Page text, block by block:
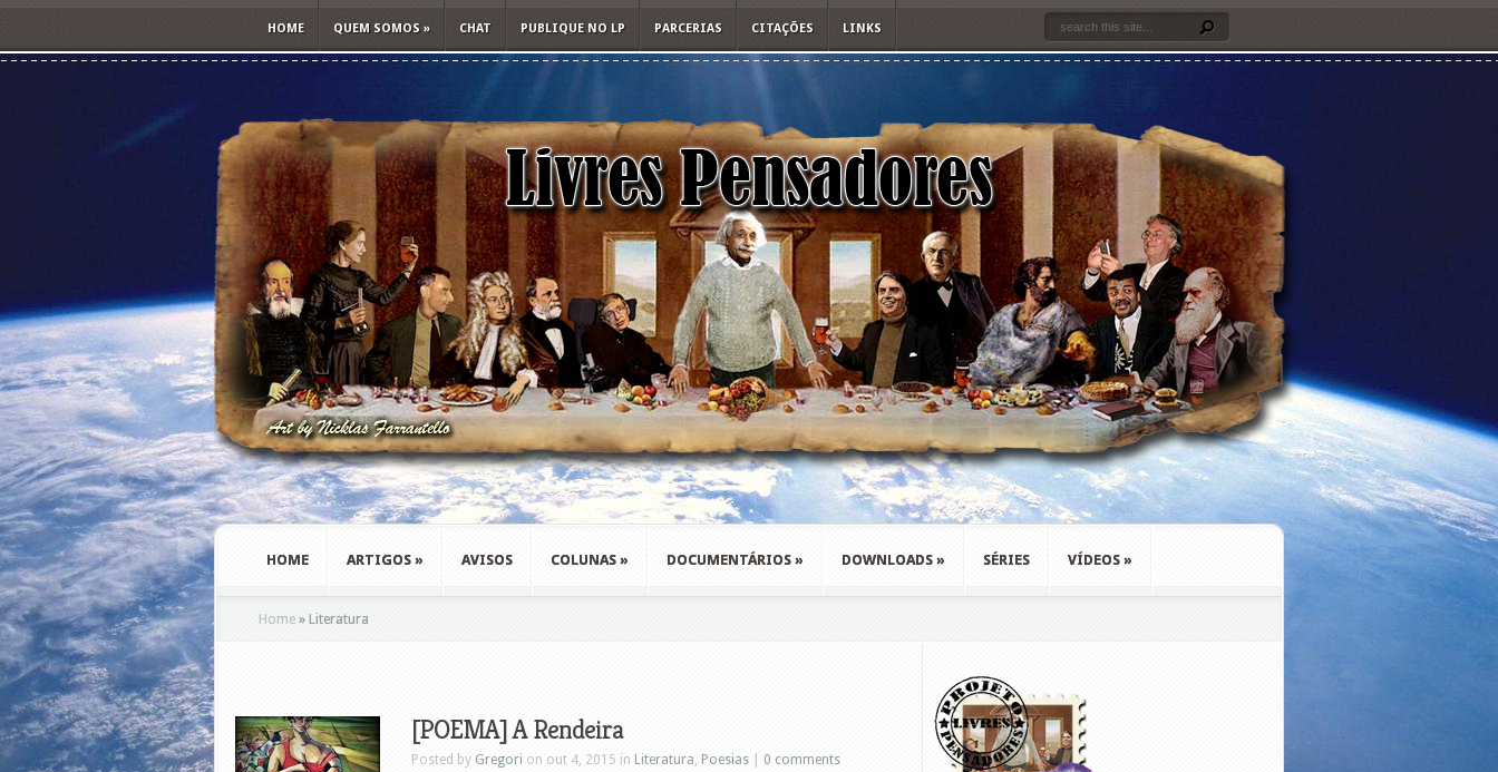
HOME QUEM SOMOS » CHAT PUBLIQUE NO LP PARCERIAS CITAÇÕES LINKS
HOME ARTIGOS » AVISOS COLUNAS » DOCUMENTÁRIOS » DOWNLOADS » SÉRIES VÍDEOS »
Home » Literatura
[POEMA] A Rendeira
Posted by Gregori on out 4, 2015 in Literatura, Poesias
0 comments